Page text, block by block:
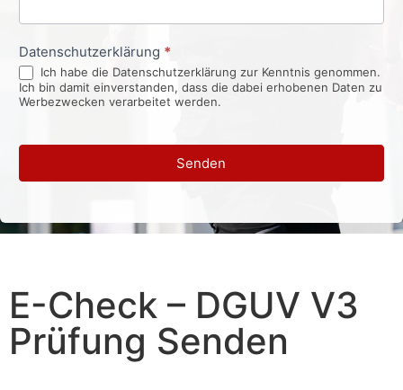
Datenschutzerklärung *
Ich habe die Datenschutzerklärung zur Kenntnis genommen.
Ich bin damit einverstanden, dass die dabei erhobenen Daten zu
Werbezwecken verarbeitet werden.
Senden
E-Check – DGUV V3
Prüfung Senden